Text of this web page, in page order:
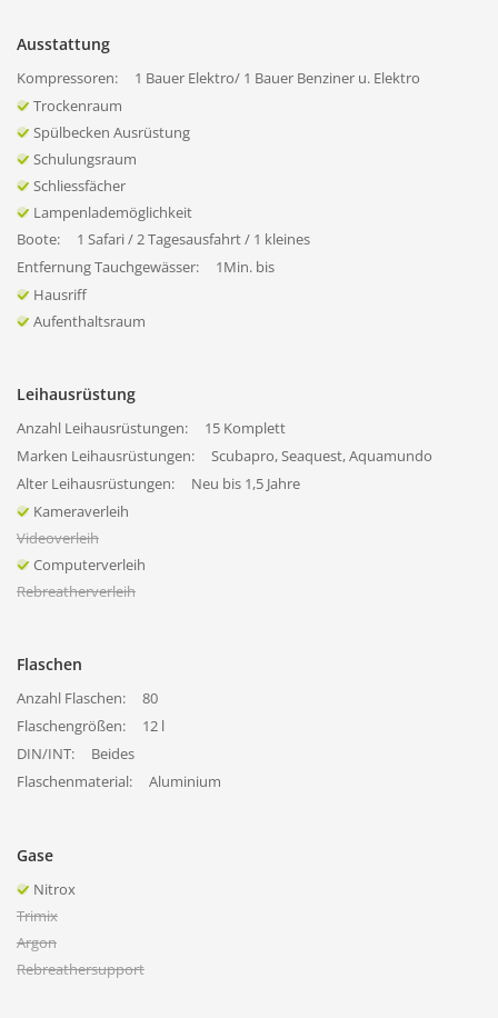
Ausstattung
Kompressoren:
1 Bauer Elektro/ 1 Bauer Benziner u. Elektro
Trockenraum
Spülbecken Ausrüstung
Schulungsraum
Schliessfächer
Lampenlademöglichkeit
Boote:
1 Safari / 2 Tagesausfahrt / 1 kleines
Entfernung Tauchgewässer:
1Min. bis
Hausriff
Aufenthaltsraum
Leihausrüstung
Anzahl Leihausrüstungen:
15 Komplett
Marken Leihausrüstungen:
Scubapro, Seaquest, Aquamundo
Alter Leihausrüstungen:
Neu bis 1,5 Jahre
Kameraverleih
Videoverleih
Computerverleih
Rebreatherverleih
Flaschen
Anzahl Flaschen:
80
Flaschengrößen:
12 l
DIN/INT:
Beides
Flaschenmaterial:
Aluminium
Gase
Nitrox
Trimix
Argon
Rebreathersupport